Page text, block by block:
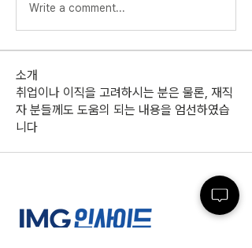
Write a comment...
소개
취업이나 이직을 고려하시는 분은 물론, 재직
자 분들께도 도움의 되는 내용을 엄선하였습
니다